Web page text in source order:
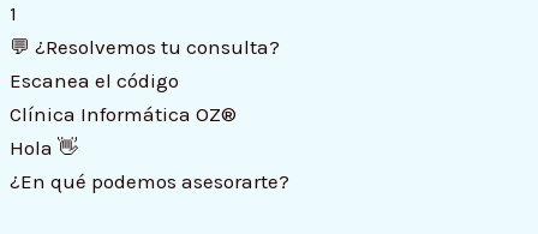
1
💬 ¿Resolvemos tu consulta?
Escanea el código
Clínica Informática OZ®
Hola 👋
¿En qué podemos asesorarte?